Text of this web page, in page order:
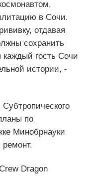
в Сочи.
отдавая
сохранить
каждый гость Сочи
истории, -
по
Минобрнауки
Dragon